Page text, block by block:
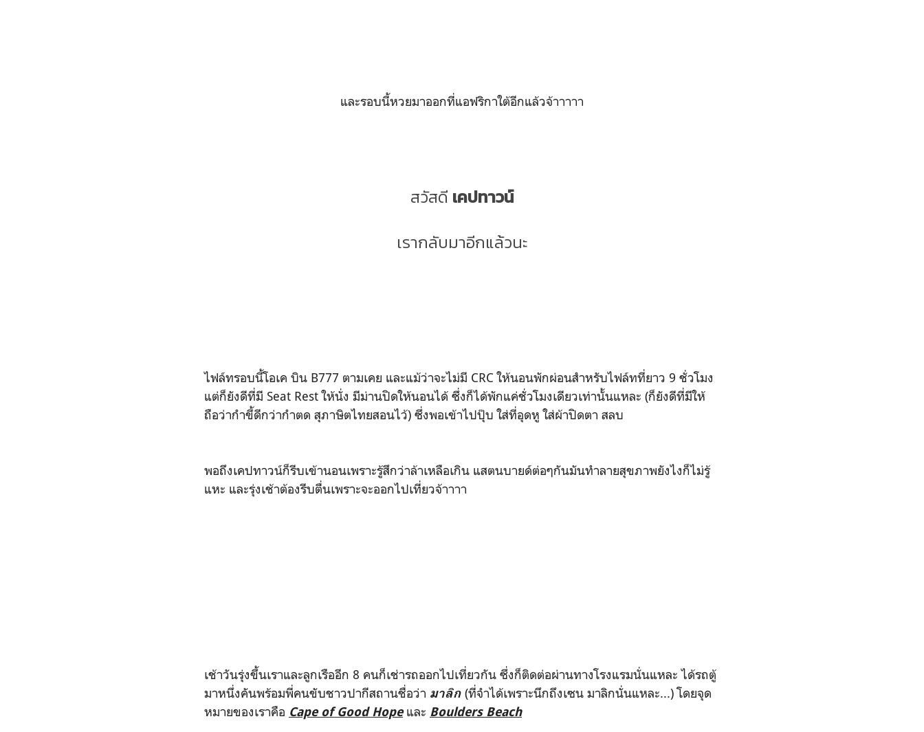
และรอบนี้หวยมาออกที่แอฟริกาใต้อีกแล้วจ้าาาาา
สวัสดี เคปทาวน์
เรากลับมาอีกแล้วนะ
ไฟล์ทรอบนี้โอเค บิน B777 ตามเคย และแม้ว่าจะไม่มี CRC ให้นอนพักผ่อนสำหรับไฟล์ทที่ยาว 9 ชั่วโมง
แต่ก็ยังดีที่มี Seat Rest ให้นั่ง มีม่านปิดให้นอนได้ ซึ่งก็ได้พักแค่ชั่วโมงเดียวเท่านั้นแหละ (ก็ยังดีที่มีให้
ถือว่ากำขี้ดีกว่ากำตด สุภาษิตไทยสอนไว้) ซึ่งพอเข้าไปปุ๊บ ใส่ที่อุดหู ใส่ผ้าปิดตา สลบ
พอถึงเคปทาวน์ก็รีบเข้านอนเพราะรู้สึกว่าล้าเหลือเกิน แสตนบายด์ต่อๆกันมันทำลายสุขภาพยังไงก็ไม่รู้
แหะ และรุ่งเช้าต้องรีบตื่นเพราะจะออกไปเที่ยวจ้าาาา
เช้าวันรุ่งขึ้นเราและลูกเรืออีก 8 คนก็เช่ารถออกไปเที่ยวกัน ซึ่งก็ติดต่อผ่านทางโรงแรมนั่นแหละ ได้รถตู้
มาหนึ่งคันพร้อมพี่คนขับชาวปากีสถานชื่อว่า มาลิก (ที่จำได้เพราะนึกถึงเซน มาลิกนั่นแหละ...) โดยจุด
หมายของเราคือ Cape of Good Hopeและ Boulders Beach